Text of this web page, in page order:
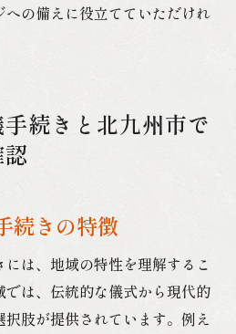
の備えに役立てていただけれ
続きと北九州市で
続きの特徴
は、地域の特性を理解するこ
では、伝統的な儀式から現代的
肢が提供されています。例え